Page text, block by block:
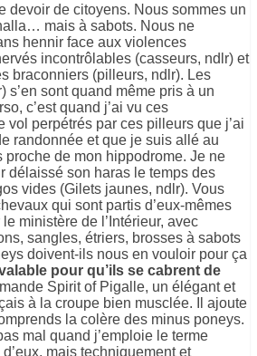
devoir de citoyens. Nous sommes un
mais à sabots. Nous ne
hennir face aux violences
incontrôlables (casseurs, ndlr) et
braconniers (pilleurs, ndlr). Les
s’en sont quand même pris à un
c’est quand j’ai vu ces
vol perpétrés par ces pilleurs que j’ai
randonnée et que je suis allé au
proche de mon hippodrome. Je ne
délaissé son haras le temps des
vides (Gilets jaunes, ndlr). Vous
qui sont partis d’eux-mêmes
ministère de l’Intérieur, avec
sangles, étriers, brosses à sabots
doivent-ils nous en vouloir pour ça
pour qu’ils se cabrent de
Spirit of Pigalle, un élégant et
à la croupe bien musclée. Il ajoute
la colère des minus poneys.
mal quand j’emploie le terme
d’eux, mais techniquement et